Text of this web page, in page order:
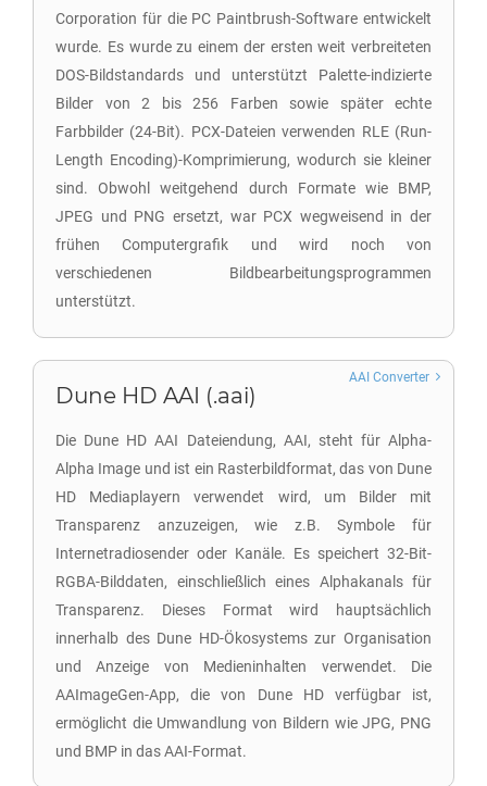
Corporation für die PC Paintbrush-Software entwickelt
wurde. Es wurde zu einem der ersten weit verbreiteten
DOS-Bildstandards und unterstützt Palette-indizierte
Bilder von 2 bis 256 Farben sowie später echte
Farbbilder (24-Bit). PCX-Dateien verwenden RLE (Run-
Length Encoding)-Komprimierung, wodurch sie kleiner
sind. Obwohl weitgehend durch Formate wie BMP,
JPEG und PNG ersetzt, war PCX wegweisend in der
frühen Computergrafik und wird noch von
verschiedenen Bildbearbeitungsprogrammen
unterstützt.
Dune HD AAI (.aai)
Die Dune HD AAI Dateiendung, AAI, steht für Alpha-
Alpha Image und ist ein Rasterbildformat, das von Dune
HD Mediaplayern verwendet wird, um Bilder mit
Transparenz anzuzeigen, wie z.B. Symbole für
Internetradiosender oder Kanäle. Es speichert 32-Bit-
RGBA-Bilddaten, einschließlich eines Alphakanals für
Transparenz. Dieses Format wird hauptsächlich
innerhalb des Dune HD-Ökosystems zur Organisation
und Anzeige von Medieninhalten verwendet. Die
AAImageGen-App, die von Dune HD verfügbar ist,
ermöglicht die Umwandlung von Bildern wie JPG, PNG
und BMP in das AAI-Format.
AAI Converter